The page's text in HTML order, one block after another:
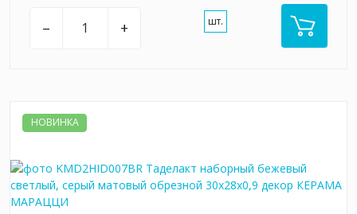
– + шт.
НОВИНКА